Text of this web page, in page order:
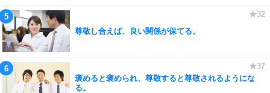
尊敬し合えば、良い関係が保てる。
褒めると褒められ、尊敬すると尊敬されるようにな
る。